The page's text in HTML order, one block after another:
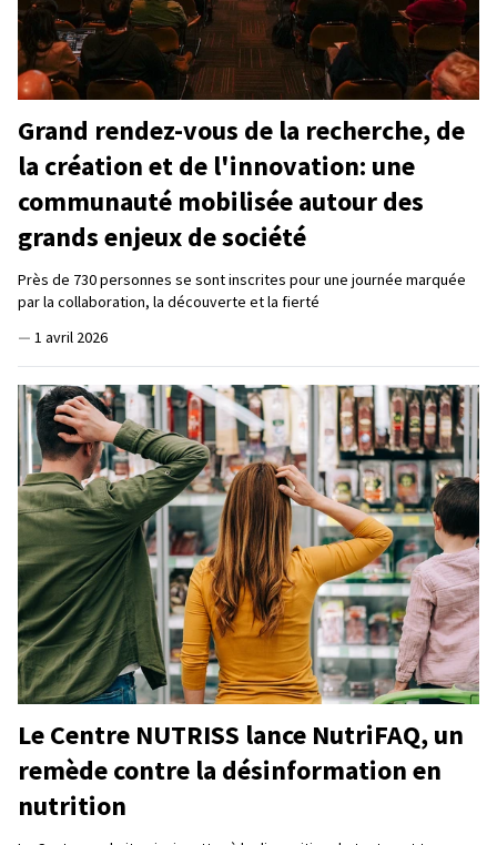
Grand rendez-vous de la recherche, de
la création et de l'innovation: une
communauté mobilisée autour des
grands enjeux de société
Près de 730 personnes se sont inscrites pour une journée marquée
par la collaboration, la découverte et la fierté
— 1 avril 2026
Le Centre NUTRISS lance NutriFAQ, un
remède contre la désinformation en
nutrition